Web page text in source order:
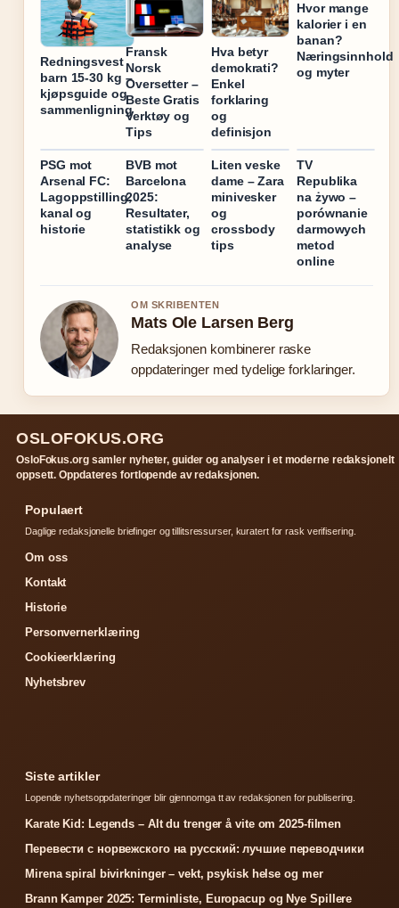
Redningsvest
barn 15-30 kg –
kjøpsguide og
sammenligning
Fransk
Norsk
Oversetter –
Beste Gratis
Verktøy og
Tips
Hva betyr
demokrati?
Enkel
forklaring
og
definisjon
Hvor mange
kalorier i en
banan?
Næringsinnhold
og myter
PSG mot
Arsenal FC:
Lagoppstilling,
kanal og
historie
BVB mot
Barcelona
2025:
Resultater,
statistikk og
analyse
Liten veske
dame – Zara
minivesker
og
crossbody
tips
TV
Republika
na żywo –
porównanie
darmowych
metod
online
OM SKRIBENTEN
Mats Ole Larsen Berg
Redaksjonen kombinerer raske
oppdateringer med tydelige forklaringer.
OSLOFOKUS.ORG
OsloFokus.org samler nyheter, guider og analyser i et moderne redaksjonelt
oppsett. Oppdateres fortlopende av redaksjonen.
Populaert
Daglige redaksjonelle briefinger og tillitsressurser, kuratert for rask verifisering.
Om oss
Kontakt
Historie
Personvernerklæring
Cookieerklæring
Nyhetsbrev
Siste artikler
Lopende nyhetsoppdateringer blir gjennomga tt av redaksjonen for publisering.
Karate Kid: Legends – Alt du trenger å vite om 2025-filmen
Перевести с норвежского на русский: лучшие переводчики
Mirena spiral bivirkninger – vekt, psykisk helse og mer
Brann Kamper 2025: Terminliste, Europacup og Nye Spillere